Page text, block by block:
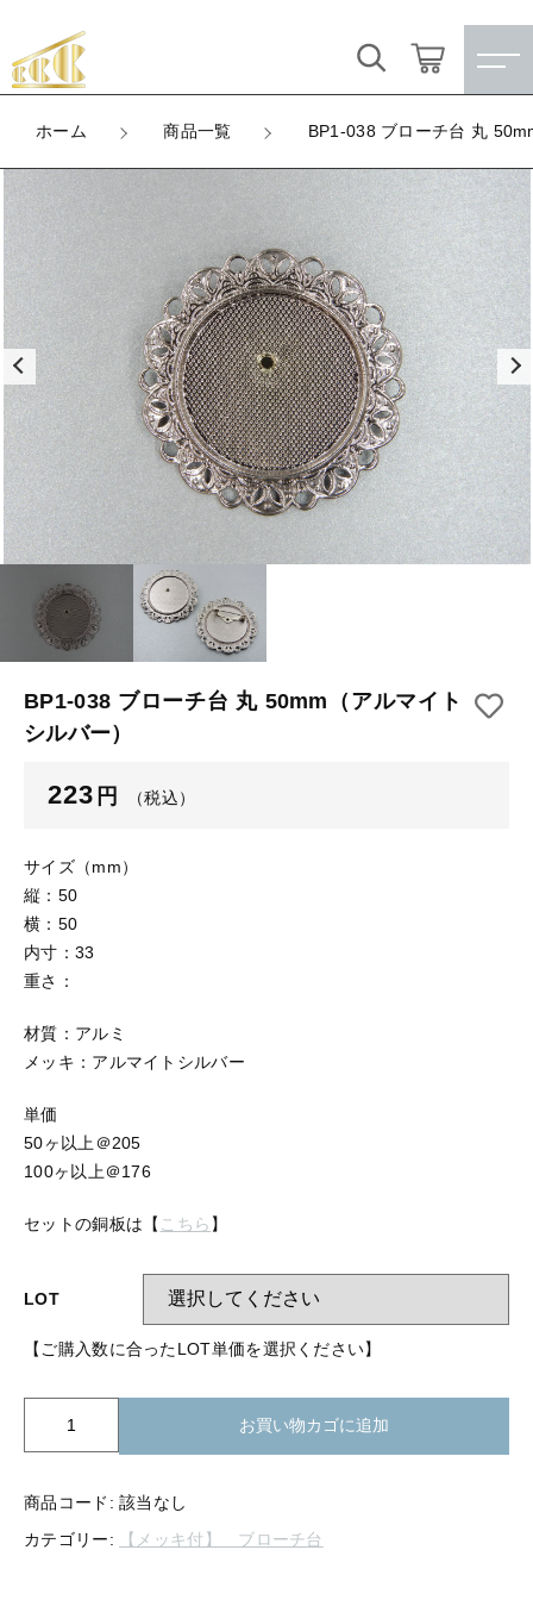
ホーム 商品一覧 BP1-038 ブローチ台 丸
BP1-038 ブローチ台 丸 50mm（アルマイト
シルバー）
223 円 （税込）
サイズ（mm）
縦：50
横：50
内寸：33
重さ：
材質：アルミ
メッキ：アルマイトシルバー
単価
50ヶ以上＠205
100ヶ以上＠176
セットの銅板は【 こちら 】
LOT
【ご購入数に合ったLOT単価を選択ください】
ロ
チ
お買い物カゴに追加
商品コード:該当なし
カテゴリー:
【メッキ付】 ブローチ台
カートに商品を追加しました
ルバー）
（税込）
ショッピングを続ける
カートを確認する
お気に入り
すべての商品
★訳ありアウトレット★
【メッキ付】 製品
【メッキ付】 ブローチ台
【はめこみパーツ】 銅板
【はめこみパーツ】 アルミ板
【はめこみパーツ】 アミ
【表金具】 皿・ミール皿
【表金具】 浅皿
【表金具】 押皿・挽物
【表金具】 4ッ爪
【表金具】 平板
【表金具】 プレート
【留め金具】 ブローチピン
【留め金具】 丸カン・小判カン
【留め金具】 指輪
【留め金具】 イヤリング
【留め金具】 クリップ・差込
【留め金具】 マスク用クリップ
【留め金具】 蝶タック
【留め金具】 タイタック
【留め金具】 ループタイ金具
【留め金具】 スカーフ留め
【留め金具】 スティックピン
すべて
★訳ありアウトレット★
【メッキ付】 製品
【メッキ付】 ブローチ台
【はめこみパーツ】 銅板
【はめこみパーツ】 アルミ板
【はめこみパーツ】 アミ
【表金具】 皿・ミール皿
【表金具】 浅皿
【留め金具】 丸カン・小判カン
【留め金具】 指輪
【留め金具】 イヤリング
【留め金具】 クリップ・差込
【留め金具】 蝶タック
こだわり検索
親カテゴリ
子カテゴリ
価格帯
～
その他
在庫あり セール